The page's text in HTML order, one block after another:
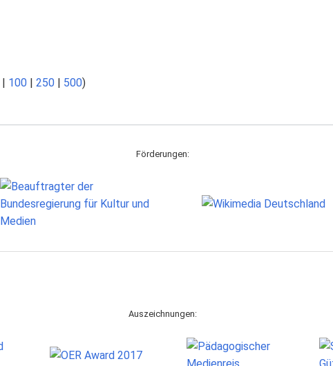
| 100 | 250 | 500)
Förderungen:
Auszeichnungen: